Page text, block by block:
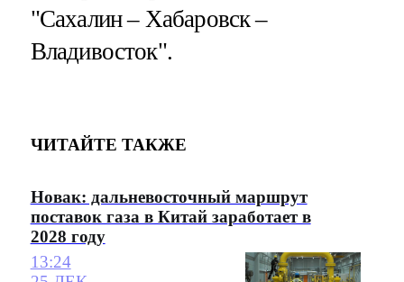
"Сахалин – Хабаровск –
Владивосток".
ЧИТАЙТЕ ТАКЖЕ
Новак: дальневосточный маршрут
поставок газа в Китай заработает в
2028 году
13:24